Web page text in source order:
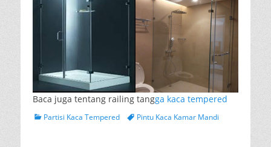
Baca juga tentang railing tangga kaca tempered
Categories
Partisi Kaca Tempered TagsPintu Kaca Kamar Mandi